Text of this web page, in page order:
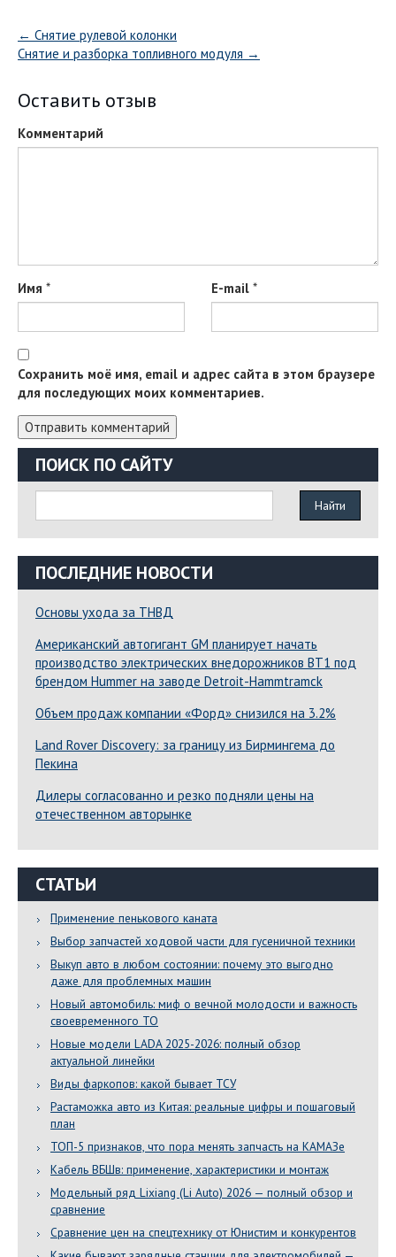
← Снятие рулевой колонки
Снятие и разборка топливного модуля →
Оставить отзыв
Комментарий
Имя * E-mail *
Сохранить моё имя, email и адрес сайта в этом браузере
для последующих моих комментариев.
ПОИСК ПО САЙТУ
ПОСЛЕДНИЕ НОВОСТИ
Основы ухода за ТНВД
Американский автогигант GM планирует начать
производство электрических внедорожников BT1 под
брендом Hummer на заводе Detroit-Hammtramck
Объем продаж компании «Форд» снизился на 3.2%
Land Rover Dіscovery: за границу из Бирмингема до
Пекина
Дилеры согласованно и резко подняли цены на
отечественном авторынке
СТАТЬИ
Применение пенькового каната
Выбор запчастей ходовой части для гусеничной техники
Выкуп авто в любом состоянии: почему это выгодно
даже для проблемных машин
Новый автомобиль: миф о вечной молодости и важность
своевременного ТО
Новые модели LADA 2025-2026: полный обзор
актуальной линейки
Виды фаркопов: какой бывает ТСУ
Растаможка авто из Китая: реальные цифры и пошаговый
план
ТОП-5 признаков, что пора менять запчасть на КАМАЗе
Кабель ВБШв: применение, характеристики и монтаж
Модельный ряд Lixiang (Li Auto) 2026 — полный обзор и
сравнение
Сравнение цен на спецтехнику от Юнистим и конкурентов